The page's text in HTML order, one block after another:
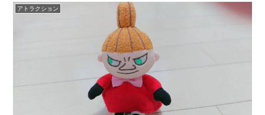
アトラクション